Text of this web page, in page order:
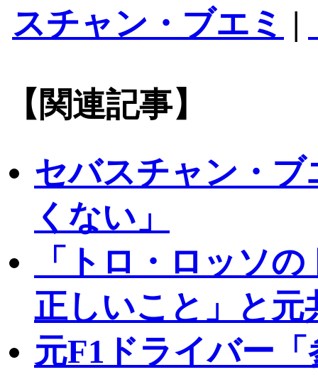
スチャン・ブエミ |
【関連記事】
セバスチャン・
くない」
「トロ・ロッソ
正しいこと」と元
元F1ドライバー